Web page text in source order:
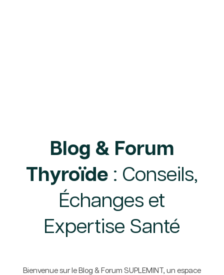
Blog & Forum
Thyroïde : Conseils,
Échanges et
Expertise Santé
Bienvenue sur le Blog & Forum SUPLEMINT, un espace